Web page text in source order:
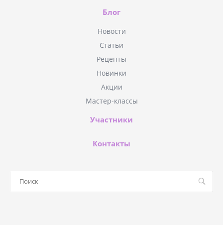
Блог
Новости
Статьи
Рецепты
Новинки
Акции
Мастер-классы
Участники
Контакты